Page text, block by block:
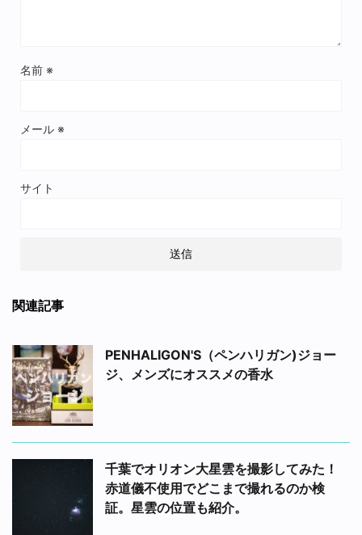
名前 ※
メール ※
サイト
関連記事
PENHALIGON'S（ペンハリガン)ジョー
ジ、メンズにオススメの香水
千葉でオリオン大星雲を撮影してみた！
赤道儀不使用でどこまで撮れるのか検
証。星雲の位置も紹介。